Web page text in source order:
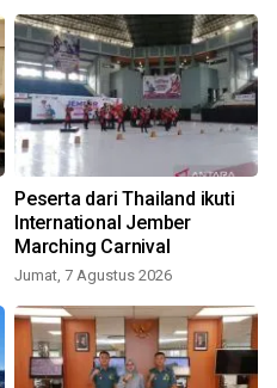
Peserta dari Thailand ikuti
International Jember
Marching Carnival
Jumat, 7 Agustus 2026